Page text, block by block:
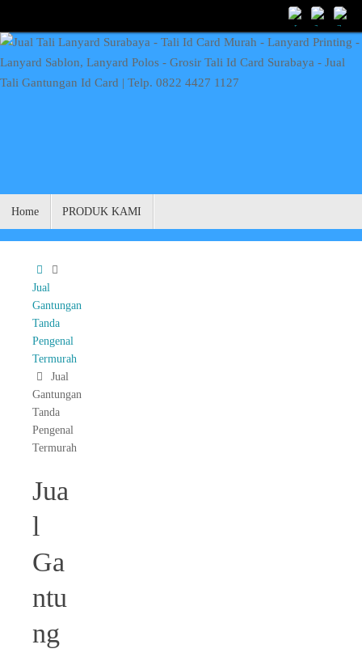
to
content
Home PRODUK KAMI
Home
Jual
Gantungan
Tanda
Pengenal
Termurah
Jual
Gantungan
Tanda
Pengenal
Termurah
Jua
l
Ga
ntu
ng